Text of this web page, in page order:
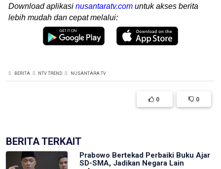
Download aplikasi nusantaratv.com untuk akses berita
lebih mudah dan cepat melalui:
BERITA NTV TREND NUSANTARA TV
0 0
BERITA TERKAIT
Prabowo Bertekad Perbaiki Buku Ajar
SD-SMA, Jadikan Negara Lain